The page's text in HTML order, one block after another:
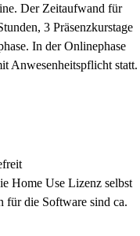
Der Zeitaufwand für
3 Präsenzkurstage
In der Onlinephase
Anwesenheitspflicht statt.
Home Use Lizenz selbst
für die Software sind ca.